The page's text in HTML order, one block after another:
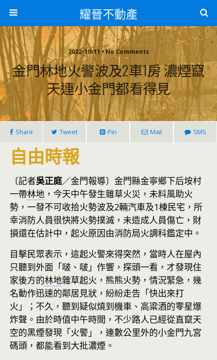
耀晉不動產
2022-10-11 • No Comments
金門林地火警波及2車1房 濃煙竄
天連小金門都看得見
Share Tweet Pin Mail SMS
自由時報
〔記者吳正庭／金門報導〕金門縣金寧鄉下后垵村
一帶林地 ，今天中午發生雜草火災，未料風助火
勢，一發不可收拾火勢波及2輛汽車及1棟民宅，所
幸消防人員很快將火勢撲滅，未造成人員傷亡，財
損還在估計中，起火原因由消防局火調科鑑定中。
目擊民眾表示，這起火警來得突然，當時人在屋內
只聽到外面「啵、啵」作響，探頭一看，才發現住
家後方的林地雜草起火，熊熊火勢，情況緊急，幾
名動作迅速的鄰居見狀，紛紛走告「快出來打
火」；不久，聽到疑似燒到機車、高粱酒的零星爆
炸聲。由於時值中午時間，不少路人已經從直竄天
空的黑煙發現「火警」，連數公里外的小金門九宮
碼頭，都能看到大批濃煙。